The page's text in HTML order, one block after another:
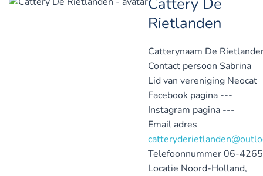
Rietlanden
Catterynaam De
Contact persoon Sabrina
Lid van vereniging Neocat
Facebook pagina ---
Instagram pagina ---
Email adres
Telefoonnummer06-
Locatie Noord-Holland,